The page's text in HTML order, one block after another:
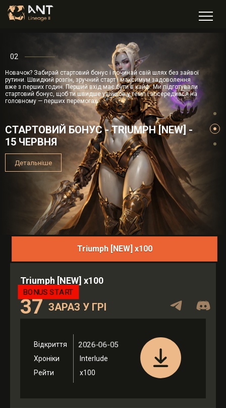
02
Детальніше
Новачок? Забирай стартовий бонус і починай свій шлях без зайвої
рутини. Швидкий розгін, зручний старт і максимум задоволення
вже з перших годин. Перший вхід має бути в кайф. Ми підготували
стартовий бонус, щоб ти швидше увійшов у темп і зосередився на
головному — перших перемогах.
СТАРТОВИЙ БОНУС - TRIUMPH [NEW] -
15 ЧЕРВНЯ
Детальніше
Детальніше
Lineage 2 Interlude x100 Multicraft PvP
PvP, облоги, рейтинги, стрими та активна спільнота на
Triumph [NEW] x100
BONUS START
37 ЗАРАЗ У ГРІ
Відкриття
Хроніки
Рейти
2026-06-05
Interlude
x100